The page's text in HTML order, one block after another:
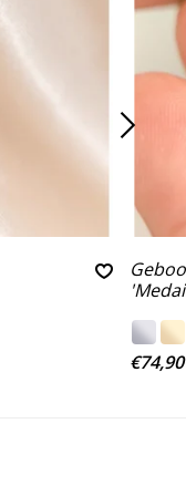
€74,90